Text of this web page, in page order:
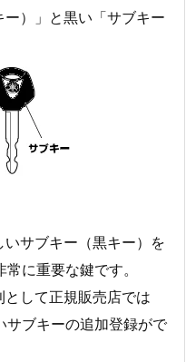
）」と黒い「サブキー
サブキー（黒キー）を
に重要な鍵です。
して正規販売店では
サブキーの追加登録がで